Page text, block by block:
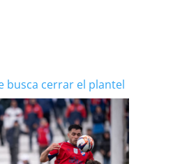
busca cerrar el plantel